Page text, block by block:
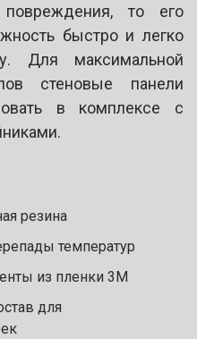
то его
быстро и легко
Для максимальной
стеновые панели
в комплексе с
резина
температур
из пленки 3М
для